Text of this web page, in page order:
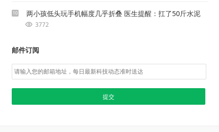
10 两小孩低头玩手机幅度几乎折叠 医生提醒：扛了50斤水泥
3772
邮件订阅